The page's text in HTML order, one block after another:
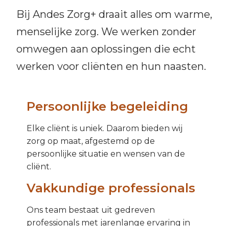
Bij Andes Zorg+ draait alles om warme,
menselijke zorg. We werken zonder
omwegen aan oplossingen die echt
werken voor cliënten en hun naasten.
Persoonlijke begeleiding
Elke cliënt is uniek. Daarom bieden wij
zorg op maat, afgestemd op de
persoonlijke situatie en wensen van de
cliënt.
Vakkundige professionals
Ons team bestaat uit gedreven
professionals met jarenlange ervaring in